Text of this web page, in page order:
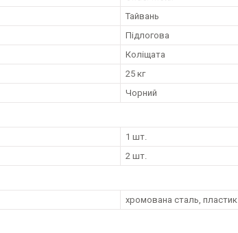
Тайвань
Підлогова
Коліщата
25 кг
Чорний
1 шт.
2 шт.
хромована сталь, пластик